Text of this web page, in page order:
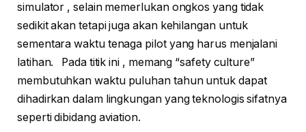
simulator , selain memerlukan ongkos yang tidak
sedikit akan tetapi juga akan kehilangan untuk
sementara waktu tenaga pilot yang harus menjalani
latihan. Pada titik ini , memang “safety culture”
membutuhkan waktu puluhan tahun untuk dapat
dihadirkan dalam lingkungan yang teknologis sifatnya
seperti dibidang aviation.